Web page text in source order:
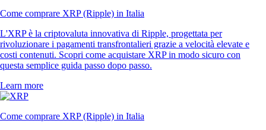
Come comprare XRP (Ripple) in Italia
L'XRP è la criptovaluta innovativa di Ripple, progettata per
rivoluzionare i pagamenti transfrontalieri grazie a velocità elevate e
costi contenuti. Scopri come acquistare XRP in modo sicuro con
questa semplice guida passo dopo passo.
Learn more
Come comprare XRP (Ripple) in Italia